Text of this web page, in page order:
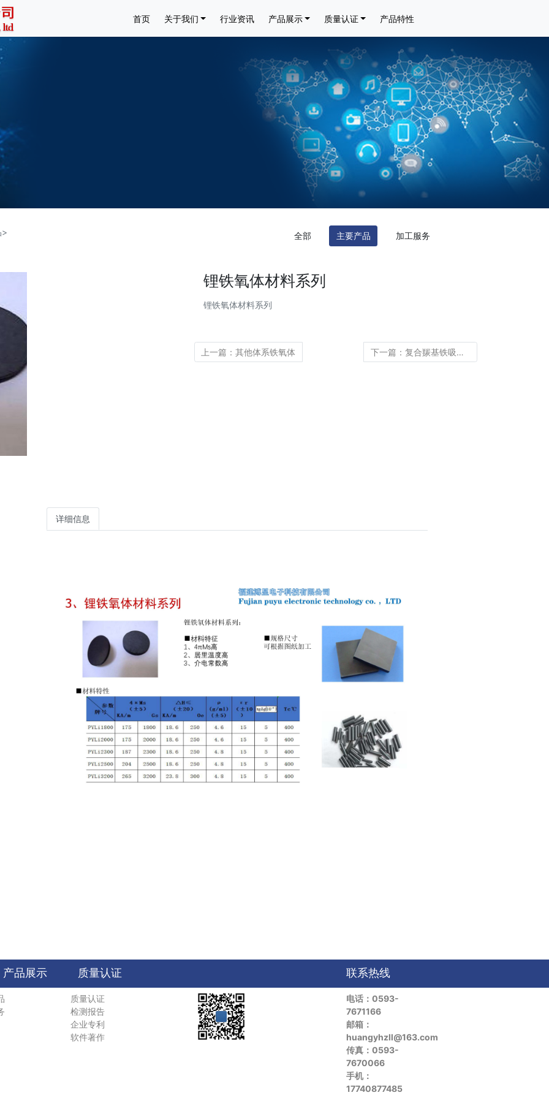
首页 关于我们 行业资讯 产品展示 质量认证 产品特性
> 全部 主要产品 加工服务
锂铁氧体材料系列
锂铁氧体材料系列
上一篇：其他体系铁氧体 下一篇：复合羰基铁吸波材料
详细信息
产品展示 质量认证 联系热线
质量认证
检测报告
企业专利
软件著作
电话：0593-
7671166
邮箱：
huangyhzll@163.com
传真：0593-
7670066
手机：
17740877485